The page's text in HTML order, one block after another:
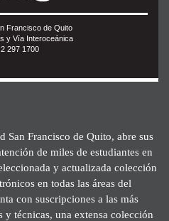
Francisco de Quito
y Vía Interoceánica
297 1700
San Francisco de Quito, abre sus
de miles de estudiantes en
y actualizada colección
en todas las áreas del
con suscripciones a las más
técnicas, una extensa colección